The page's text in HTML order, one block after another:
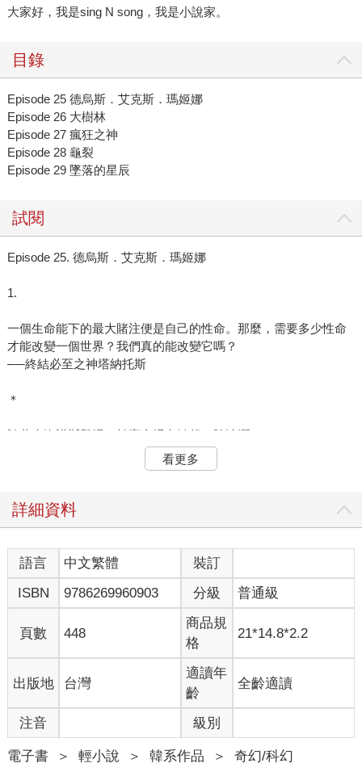
大家好，我是sing N song，我是小說家。
目錄
Episode 25 德烏斯．艾克斯．瑪姬娜
Episode 26 大樹林
Episode 27 瘋狂之神
Episode 28 龜裂
Episode 29 墜落的星辰
試閱
Episode 25. 德烏斯．艾克斯．瑪姬娜
1.
一個生命能下的最大賭注便是自己的性命。那麼，需要多少性命
才能改變一個世界？我們真的能改變它嗎？
──終結必至之神塔納托斯
＊
隨著克洛諾斯登場，拍賣會場內掀起一陣波瀾。
高達二十億托拉斯的起拍價。
這無法想像的天文數字令眾神張大了嘴巴。
「他是認真的嗎？」
懷疑態度。
然而，姑且不論其他神祇，沒想到暗天竟然不惜掏出二十億托拉
斯。
「看來『德烏斯．艾克斯．瑪姬娜』是真品啊。」
「這麼說來，暗天是克洛諾斯的得力助手吧？」
克洛諾斯並沒有走向自己的桌子，而是像名守門員一樣，守在入
口處。
緊張的氣氛中，宰煥可以清楚感受到眾神的猶豫不決。
這不單單是價格的問題，第一位出價者竟是暗天，而暗天又是克
洛諾斯的得力助手。換句話說，參與這次競標，無異於向七大神
看更多
詳細資料
語言 中文繁體
裝訂
ISBN
9786269960903 分級 普通級
頁數 448
商品規
格
21*14.8*2.2
出版地 台灣
適讀年
齡
全齡適讀
注音 級別
電子書 ＞ 輕小說 ＞ 韓系作品 ＞ 奇幻/科幻